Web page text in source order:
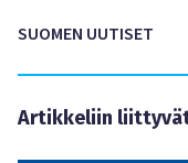
SUOMEN UUTISET
Artikkeliin